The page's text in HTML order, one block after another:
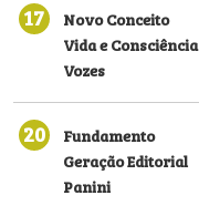
17
Novo Conceito
Vida e Consciência
Vozes
20
Fundamento
Geração Editorial
Panini